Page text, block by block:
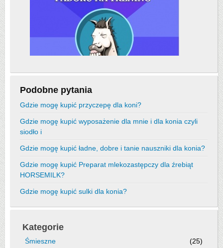
Podobne pytania
Gdzie mogę kupić przyczepę dla koni?
Gdzie mogę kupić wyposażenie dla mnie i dla konia czyli
siodło i
Gdzie mogę kupić ładne, dobre i tanie nauszniki dla konia?
Gdzie mogę kupić Preparat mlekozastępczy dla źrebiąt
HORSEMILK?
Gdzie mogę kupić sulki dla konia?
Kategorie
Śmieszne
(25)